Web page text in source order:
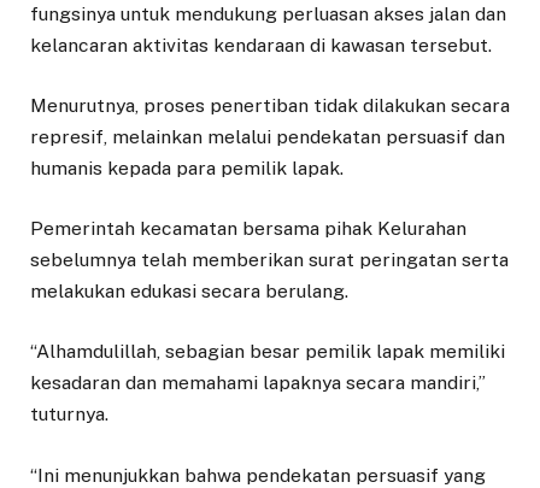
fungsinya untuk mendukung perluasan akses jalan dan
kelancaran aktivitas kendaraan di kawasan tersebut.
Menurutnya, proses penertiban tidak dilakukan secara
represif, melainkan melalui pendekatan persuasif dan
humanis kepada para pemilik lapak.
Pemerintah kecamatan bersama pihak Kelurahan
sebelumnya telah memberikan surat peringatan serta
melakukan edukasi secara berulang.
“Alhamdulillah, sebagian besar pemilik lapak memiliki
kesadaran dan memahami lapaknya secara mandiri,”
tuturnya.
“Ini menunjukkan bahwa pendekatan persuasif yang